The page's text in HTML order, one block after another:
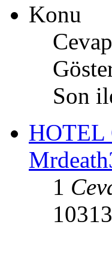
Konu
Cevap
Son
HOTEL
1